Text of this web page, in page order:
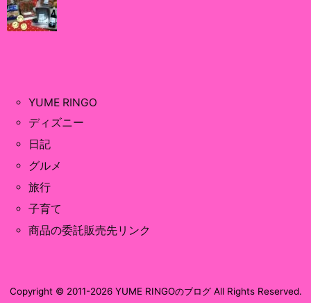
YUME RINGO
ディズニー
日記
グルメ
旅行
子育て
商品の委託販売先リンク
Copyright © 2011-2026 YUME RINGOのブログAll Rights Reserved.